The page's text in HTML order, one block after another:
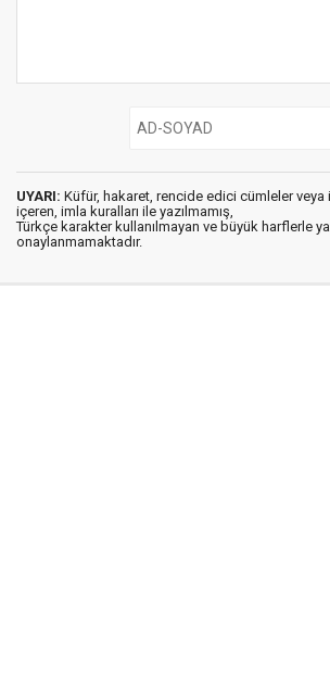
UYARI: Küfür, hakaret, rencide edici cümleler veya
içeren, imla kuralları ile yazılmamış,
Türkçe karakter kullanılmayan ve büyük harflerle
onaylanmamaktadır.